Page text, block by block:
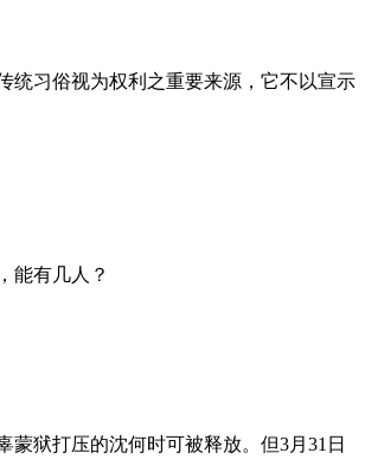
统习俗视为权利之重要来源，它不以宣示
能有几人？
蒙狱打压的沈何时可被释放。但3月31日